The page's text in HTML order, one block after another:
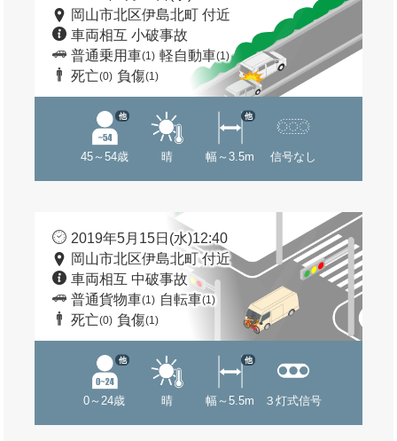
岡山市北区伊島北町 付近
車両相互 小破事故
普通乗用車(1) 軽自動車(1)
死亡(0) 負傷(1)
45～54歳
他
晴 幅～3.5m
他
信号なし
2019年5月15日(水)12:40
岡山市北区伊島北町 付近
車両相互 中破事故
普通貨物車(1) 自転車(1)
死亡(0) 負傷(1)
0～24歳
他
晴 幅～5.5m
他
３灯式信号